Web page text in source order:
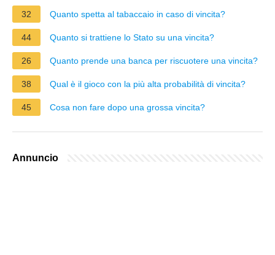
32
Quanto spetta al tabaccaio in caso di vincita?
44 Quanto si trattiene lo Stato su una vincita?
26 Quanto prende una banca per riscuotere una vincita?
38 Qual è il gioco con la più alta probabilità di vincita?
45 Cosa non fare dopo una grossa vincita?
Annuncio